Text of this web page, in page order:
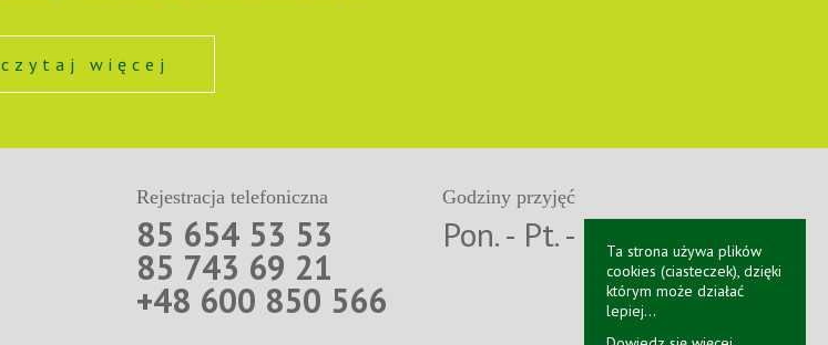
czytaj więcej
Godziny przyjęć
Pon. - Pt. - 8:00 - 19:00
Rejestracja telefoniczna
85 654 53 53
85 743 69 21
+48 600 850 566
Ta strona używa plików
cookies (ciasteczek), dzięki
którym może działać
lepiej...